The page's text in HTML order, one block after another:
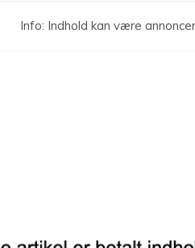
Info: Indhold kan være annoncer